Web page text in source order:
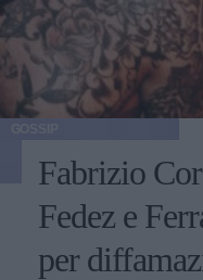
Fabrizio
Fedez e
per